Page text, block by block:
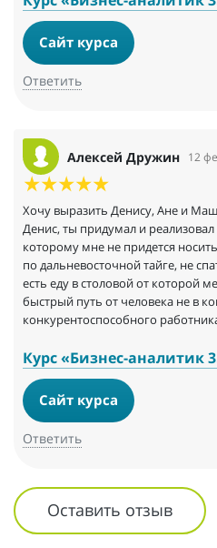
Сайт курса
Ответить
Алексей Дружин 12
Хочу выразить Денису, Ане и
Денис, ты придумал и реализовал
которому мне не придется
по дальневосточной тайге, не
есть еду в столовой от которой
быстрый путь от человека не в
конкурентоспособного
Курс «Бизнес-аналитик
Сайт курса
Ответить
Оставить отзыв